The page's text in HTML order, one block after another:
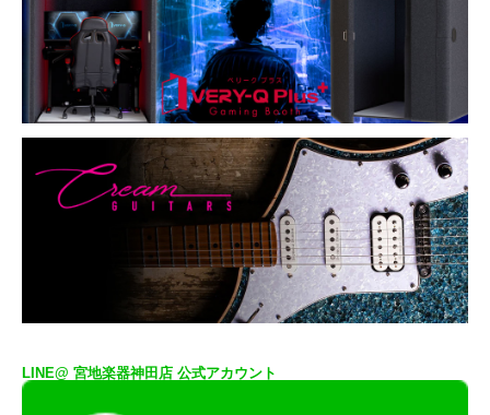
LINE@ 宮地楽器神田店 公式アカウント